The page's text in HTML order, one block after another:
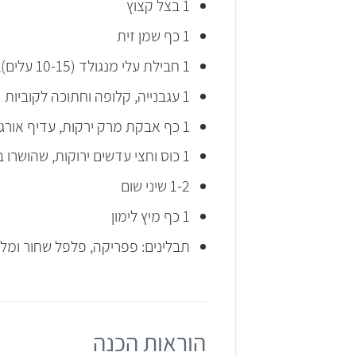
1 בצל קצוץ
1 כף שמן זית
1 חבילת עלי מנגולד (10-15 עלים), שטופים היטב וקצוצים גס
1 עגבנייה, קלופה וחתוכה לקוביות
1 כף אבקת מרק ירקות, עדיף אורגנית (לא חובה)
1 כוס וחצי עדשים ירוקות, שהושרו במים במשך מספר שעות
1-2 שיני שום
1 כף מיץ לימון
תבלינים: פפריקה, פלפל שחור
הוראות הכנה